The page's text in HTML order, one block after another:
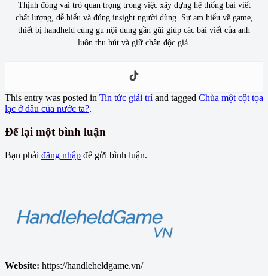
Thịnh đóng vai trò quan trọng trong việc xây dựng hệ thống bài viết
chất lượng, dễ hiểu và đúng insight người dùng. Sự am hiểu về game,
thiết bị handheld cùng gu nội dung gần gũi giúp các bài viết của anh
luôn thu hút và giữ chân độc giả.
This entry was posted in Tin tức giải tríand tagged Chùa một cột tọa
lạc ở đâu của nước ta?.
Để lại một bình luận
Bạn phải đăng nhập để gửi bình luận.
Website: https://handleheldgame.vn/